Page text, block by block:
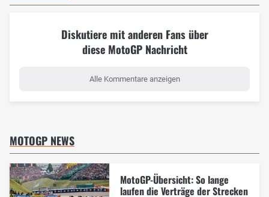
Diskutiere mit anderen Fans über
diese MotoGP Nachricht
Alle Kommentare anzeigen
MOTOGP NEWS
MotoGP-Übersicht: So lange
laufen die Verträge der Strecken